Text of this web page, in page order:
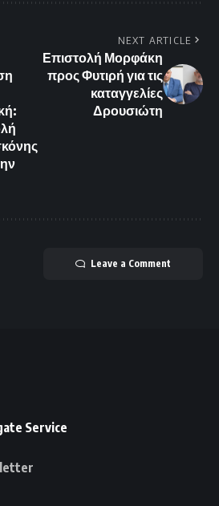
NEXT ARTICLE
Επιστολή Μορφάκη
προς Φυτιρή για τις
καταγγελίες
Δρουσιώτη
Leave a Comment
Service